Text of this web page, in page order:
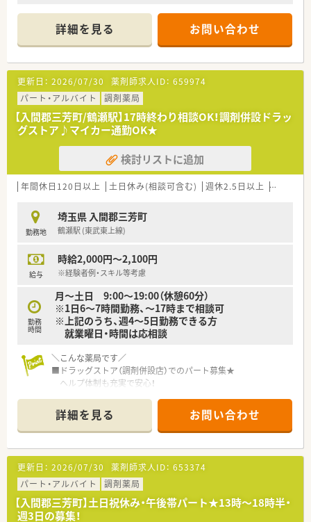
詳細を見る お問い合わせ
更新日： 2026/07/30 薬剤師求人ID： 659974
パート・アルバイト
調剤薬局
【入間郡三芳町/鶴瀬駅】17時終わり相談OK！調剤併設ドラッ
グストア♪マイカー通勤OK★
検討リストに追加
年間休日120日以上 土日休み(相談可含む) 週休2.5日以上 週32h以
勤務地
埼玉県 入間郡三芳町
鶴瀬駅 (東武東上線)
給与
時給2,000円～2,100円
※経験者例・スキル等考慮
勤務
時間
月～土日 9:00〜19:00（休憩60分）
※1日6～7時間勤務、～17時まで相談可
※上記のうち、週4～5日勤務できる方
就業曜日・時間は応相談
＼こんな薬局です／
■ドラッグストア（調剤併設店）でのパート募集★
ヘルプ体制も充実で安心！
マイカー通勤もOKです。
■シフトは柔軟に調整できます♪
17時までご希望の方もご相談可能です。
＼こんな企業です／
■埼玉県をメインに、関東エリアにて180店舗以上のドラッグス
トアと調剤薬局を展開している企業です。
■社長含む経営陣内に薬剤師がおり、経営的な視点だけでなく薬
剤師としての視点も大事にされています。
詳細を見る お問い合わせ
更新日： 2026/07/30 薬剤師求人ID： 653374
パート・アルバイト
調剤薬局
【入間郡三芳町】土日祝休み・午後帯パート★13時～18時半・
週3日の募集！